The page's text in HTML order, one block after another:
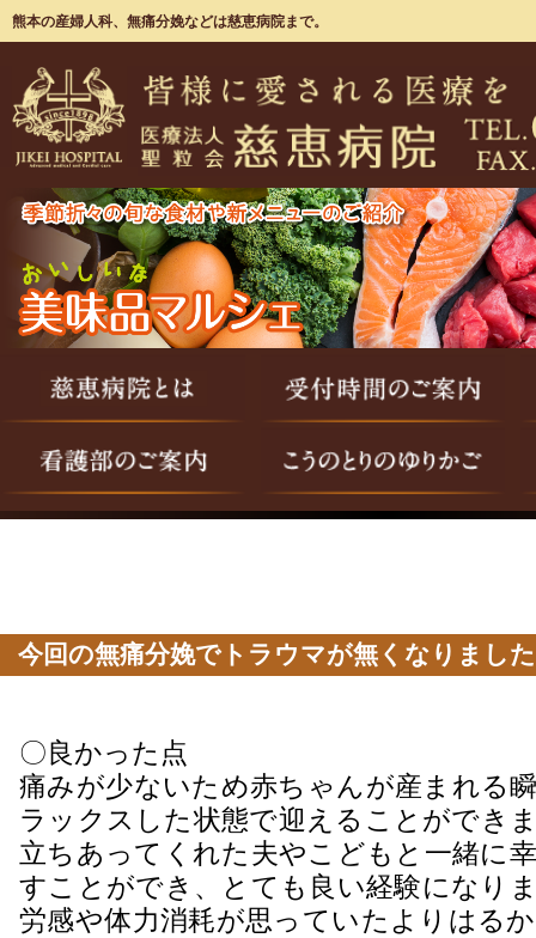
熊本の産婦人科、無痛分娩などは慈恵病院まで。
今回の無痛分娩でトラウマが無くなりました
〇良かった点
痛みが少ないため赤ちゃんが産まれる
ラックスした状態で迎えることができ
立ちあってくれた夫やこどもと一緒に
すことができ、とても良い経験になり
労感や体力消耗が思っていたよりはる